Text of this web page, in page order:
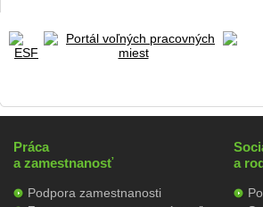
Práca
a zamestnanosť
Podpora zamestnanosti
a